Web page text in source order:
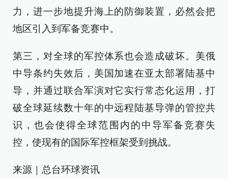
力，进一步地提升海上的防御装置，必然会把
地区引入到军备竞赛中。
第三，对全球的军控体系也会造成破坏。美俄
中导条约失效后，美国加速在亚太部署陆基中
导，并通过联合军演对它实行常态化运用，打
破全球延续数十年的中远程陆基导弹的管控共
识，也会使得全球范围内的中导军备竞赛失
控，使现有的国际军控框架受到挑战。
来源｜总台环球资讯